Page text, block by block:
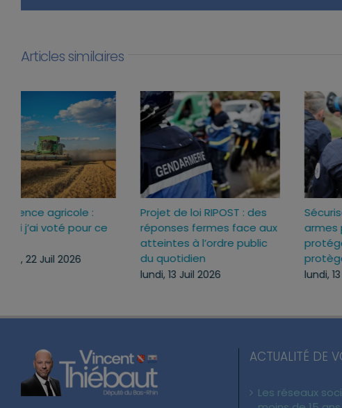
Articles similaires
Loi d’urgence agricole :
pourquoi j’ai voté pour ce
mercredi, 22 Juil 2026
Projet de loi RIPOST : des
réponses fermes face aux
atteintes à l’ordre public
du quotidien
lundi, 13 Juil 2026
ACTUALITÉ DE
Les réseaux